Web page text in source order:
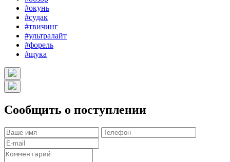
#окунь
#судак
#твичинг
#ультралайт
#форель
#щука
Сообщить о поступлении